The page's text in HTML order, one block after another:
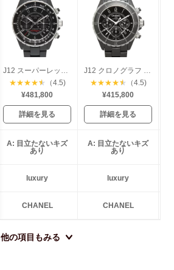
★★★★★
（4.5)
¥481,800
詳細を見る
★★★★★
（4.5)
¥415,800
詳細を見る
A: 目立たないキズ
あり
A: 目立たないキズ
あり
luxury luxury
CHANEL CHANEL
他の項目もみる